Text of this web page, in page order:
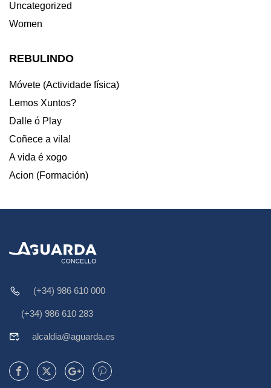
Uncategorized
Women
REBULINDO
Móvete (Actividade física)
Lemos Xuntos?
Dalle ó Play
Coñece a vila!
A vida é xogo
Acion (Formación)
(+34) 986 610 000
(+34) 986 610 283
alcaldia@aguarda.es